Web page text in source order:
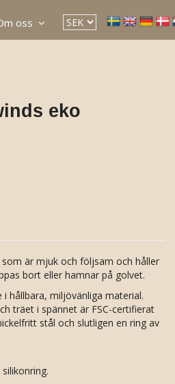
eko
är mjuk och följsam och håller
bort eller hamnar på golvet.
hållbara, miljövänliga material.
träet i spännet är FSC-certifierat
stål och slutligen en ring av
oss